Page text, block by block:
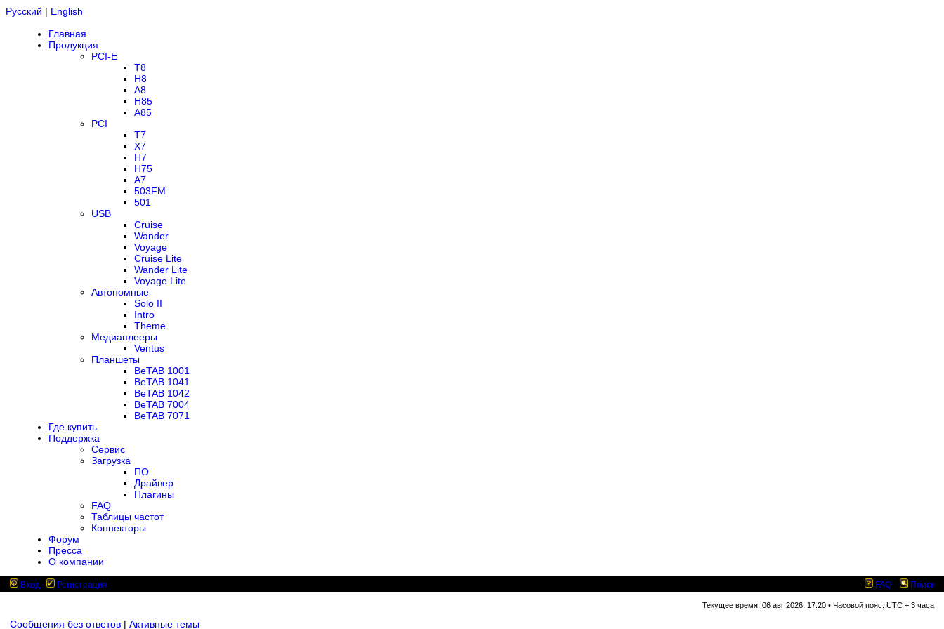
Русский | English
Главная
Продукция
PCI-E
T8
H8
A8
H85
A85
PCI
T7
X7
H7
H75
A7
503FM
501
USB
Cruise
Wander
Voyage
Cruise Lite
Wander Lite
Voyage Lite
Автономные
Solo II
Intro
Theme
Медиаплееры
Ventus
Планшеты
BeTAB 1001
BeTAB 1041
BeTAB 1042
BeTAB 7004
BeTAB 7071
Где купить
Поддержка
Сервис
Загрузка
ПО
Драйвер
Плагины
FAQ
Таблицы частот
Коннекторы
Форум
Пресса
О компании
Вход Регистрация FAQ Поиск
Текущее время: 06 авг 2026, 17:20 • Часовой пояс: UTC + 3 часа
Сообщения без ответов | Активные темы